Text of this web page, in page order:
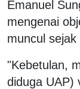
Emanuel
mengenai
muncul sejak
"Kebetulan,
diduga UAP)